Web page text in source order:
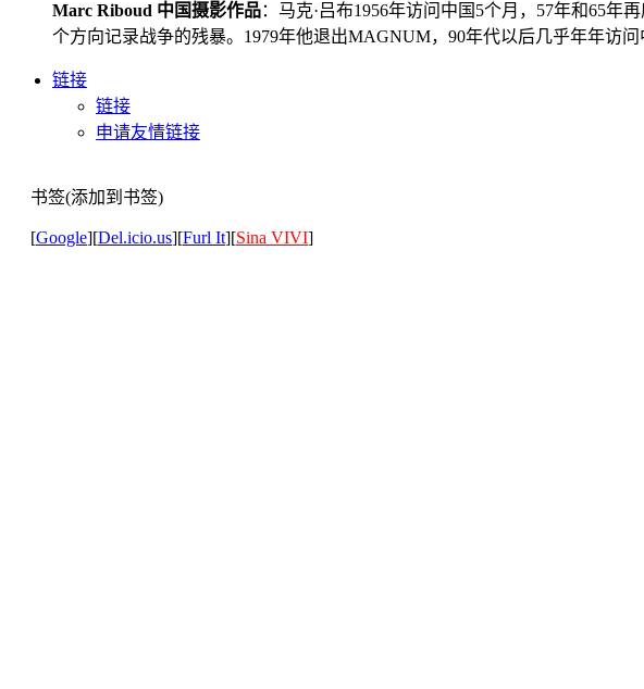
Marc Riboud 中国摄影作品：马克·吕布1956年访问中国5个月，57年和65
个方向记录战争的残暴。1979年他退出MAGNUM，90年代以后几乎年年访问
链接
链接
申请友情链接
书签(添加到书签)
[Google][Del.icio.us][Furl It][Sina VIVI]